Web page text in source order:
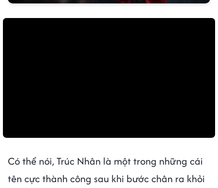
Có thể nói, Trúc Nhân là một trong những cái
tên cực thành công sau khi bước chân ra khỏi